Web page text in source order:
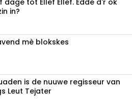
dage tot Ellef Ellef. Edde d'r ok
in?
mè blokskes
is de nuuwe regisseur van
Leut Tejater